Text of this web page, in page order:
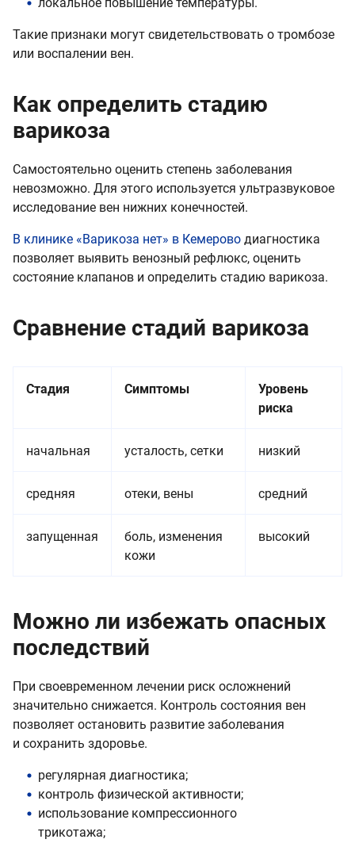
локальное повышение температуры.
Такие признаки могут свидетельствовать о тромбозе
или воспалении вен.
Как определить стадию
варикоза
Самостоятельно оценить степень заболевания
невозможно. Для этого используется ультразвуковое
исследование вен нижних конечностей.
В клинике «Варикоза нет» в Кемерово диагностика
позволяет выявить венозный рефлюкс, оценить
состояние клапанов и определить стадию варикоза.
Сравнение стадий варикоза
Стадия Симптомы
Уровень
риска
начальная усталость, сетки низкий
средняя отеки, вены средний
запущенная
боль, изменения
кожи
высокий
Можно ли избежать опасных
последствий
При своевременном лечении риск осложнений
значительно снижается. Контроль состояния вен
позволяет остановить развитие заболевания
и сохранить здоровье.
регулярная диагностика;
контроль физической активности;
использование компрессионного
трикотажа;